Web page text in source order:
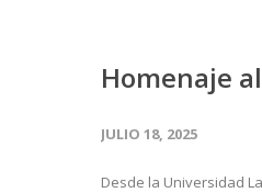
Homenaje
JULIO 18, 2025
Desde la Universidad